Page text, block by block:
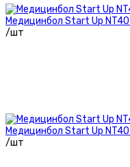
Медицинбол Start Up
/шт
Медицинбол Start Up
/шт